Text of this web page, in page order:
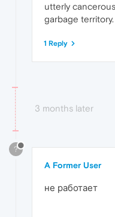
utterly
garbage territory.
1 Reply
3 months later
?
A Former User
не работает